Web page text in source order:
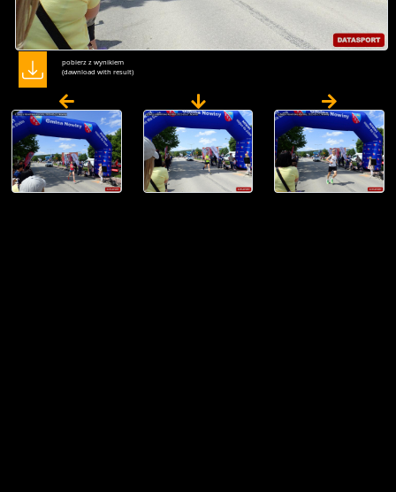
pobierz z wynikiem
(dawnload with result)